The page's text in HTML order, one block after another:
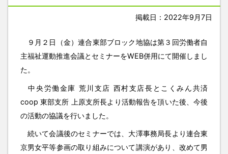
掲載日：2022年9月7日
９月２日（金）連合東部ブロック地協は第３回労働者自
主福祉運動推進会議とセミナーをWEB併用にて開催しまし
た。
中央労働金庫 荒川支店 西村支店長とこくみん共済
coop 東部支所 上原支所長より活動報告を頂いた後、今後
の活動の協議を行いました。
続いて会議後のセミナーでは、大澤事務局長より連合東
京男女平等参画の取り組みについて講演があり、改めて男